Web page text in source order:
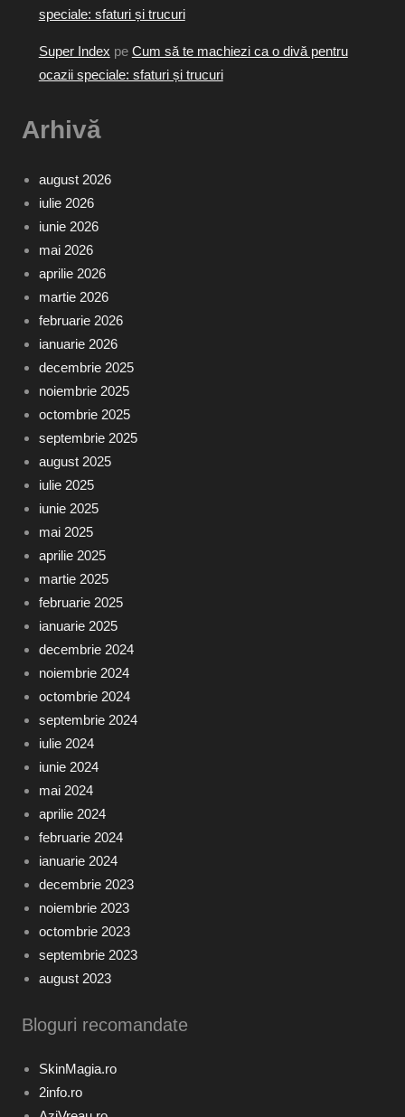
speciale: sfaturi și trucuri
Super Index pe Cum să te machiezi ca o divă pentru
ocazii speciale: sfaturi și trucuri
Arhivă
august 2026
iulie 2026
iunie 2026
mai 2026
aprilie 2026
martie 2026
februarie 2026
ianuarie 2026
decembrie 2025
noiembrie 2025
octombrie 2025
septembrie 2025
august 2025
iulie 2025
iunie 2025
mai 2025
aprilie 2025
martie 2025
februarie 2025
ianuarie 2025
decembrie 2024
noiembrie 2024
octombrie 2024
septembrie 2024
iulie 2024
iunie 2024
mai 2024
aprilie 2024
februarie 2024
ianuarie 2024
decembrie 2023
noiembrie 2023
octombrie 2023
septembrie 2023
august 2023
Bloguri recomandate
SkinMagia.ro
2info.ro